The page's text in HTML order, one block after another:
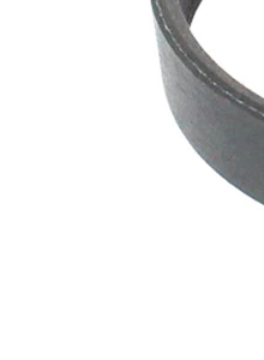
SVHC
Kayış
malzemesi